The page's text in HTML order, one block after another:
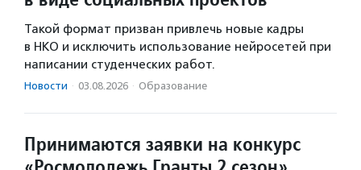
Такой формат призван привлечь новые кадры
в НКО и исключить использование нейросетей при
написании студенческих работ.
Новости · 03.08.2026 · Образование
Принимаются заявки на конкурс